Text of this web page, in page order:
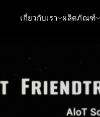
เกี่ยวกับเรา ผลิตภัณฑ์